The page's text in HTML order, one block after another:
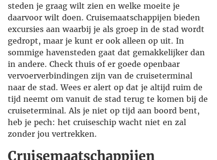
steden je graag wilt zien en welke moeite je
daarvoor wilt doen. Cruisemaatschappijen bieden
excursies aan waarbij je als groep in de stad wordt
gedropt, maar je kunt er ook alleen op uit. In
sommige havensteden gaat dat gemakkelijker dan
in andere. Check thuis of er goede openbaar
vervoerverbindingen zijn van de cruiseterminal
naar de stad. Wees er alert op dat je altijd ruim de
tijd neemt om vanuit de stad terug te komen bij de
cruiseterminal. Als je niet op tijd aan boord bent,
heb je pech: het cruiseschip wacht niet en zal
zonder jou vertrekken.
Cruisemaatschappijen